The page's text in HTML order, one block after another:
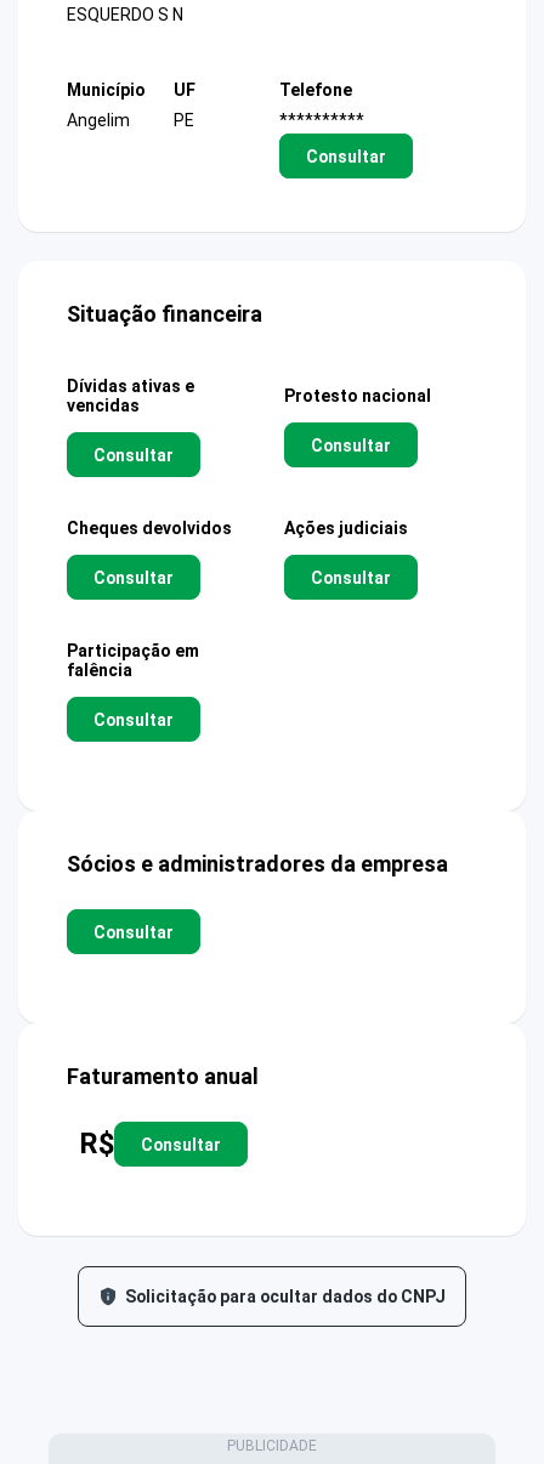
ESQUERDO S N
Município
Angelim
UF
PE
Telefone
**********
Consultar
Situação financeira
Dívidas ativas e
vencidas
Consultar
Protesto nacional
Consultar
Cheques devolvidos
Consultar
Ações judiciais
Consultar
Participação em
falência
Consultar
Sócios e administradores da empresa
Consultar
Faturamento anual
R$ Consultar
Solicitação para ocultar dados do CNPJ